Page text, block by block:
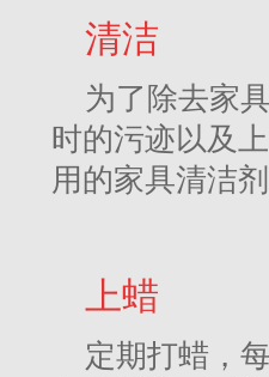
清洁
为了除去家
时的污迹以及
用的家具清洁
上蜡
定期打蜡，